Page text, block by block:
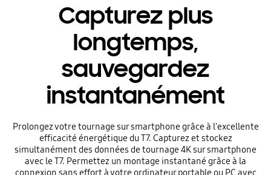
Capturez plus
longtemps,
sauvegardez
instantanément
Prolongez votre tournage sur smartphone grâce à l'excellente
efficacité énergétique du T7. Capturez et stockez
simultanément des données de tournage 4K sur smartphone
avec le T7. Permettez un montage instantané grâce à la
connexion sans effort à votre ordinateur portable ou PC avec